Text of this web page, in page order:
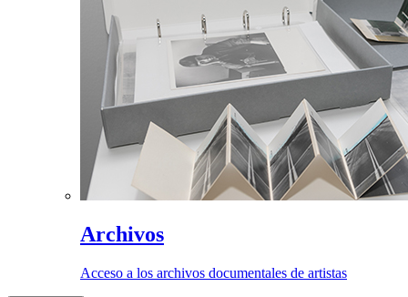
Archivos
Acceso a los archivos documentales de artistas